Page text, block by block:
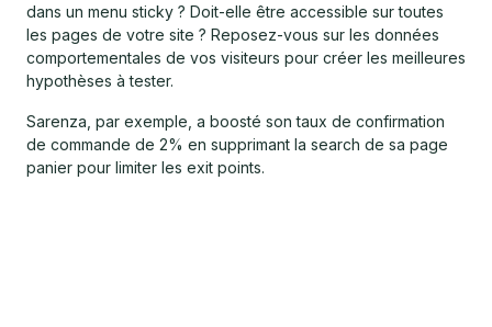
dans un menu sticky ? Doit-elle être accessible sur toutes
les pages de votre site ? Reposez-vous sur les données
comportementales de vos visiteurs pour créer les meilleures
hypothèses à tester.
Sarenza, par exemple, a boosté son taux de confirmation
de commande de 2% en supprimant la search de sa page
panier pour limiter les exit points.